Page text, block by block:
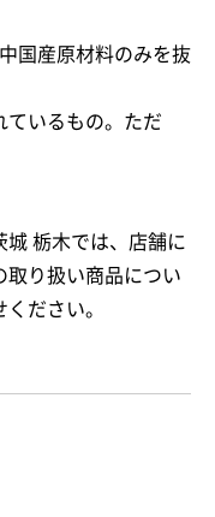
国産原材料のみを抜
ているもの。ただ
城 栃木では、店舗に
取り扱い商品につい
ださい。